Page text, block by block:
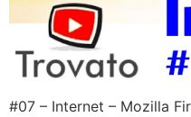
#07 – Internet – Mozilla